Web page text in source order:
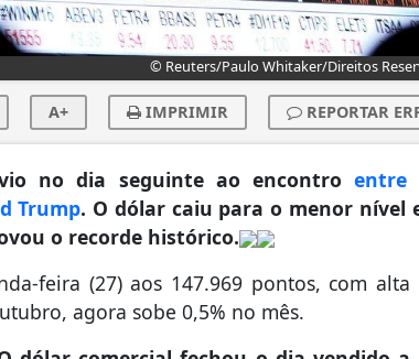
© Reuters/Paulo Whitaker/Direitos
A+ IMPRIMIR REPORTAR
no dia seguinte ao encontroentre
Trump. O dólar caiu para o menor nível
o recorde histórico.
feira (27) aos 147.969 pontos, com alta
agora sobe 0,5% no mês.